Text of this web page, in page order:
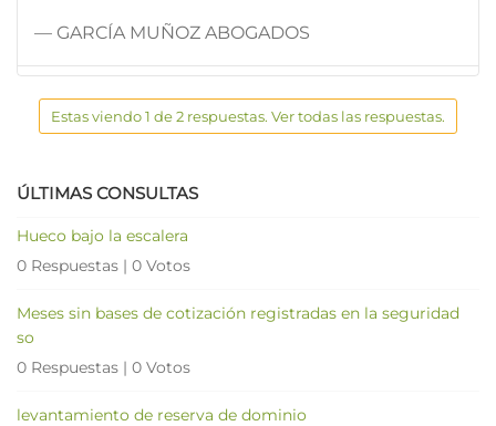
— GARCÍA MUÑOZ ABOGADOS
Estas viendo 1 de 2 respuestas. Ver todas las respuestas.
ÚLTIMAS CONSULTAS
Hueco bajo la escalera
0 Respuestas | 0 Votos
Meses sin bases de cotización registradas en la seguridad
so
0 Respuestas | 0 Votos
levantamiento de reserva de dominio